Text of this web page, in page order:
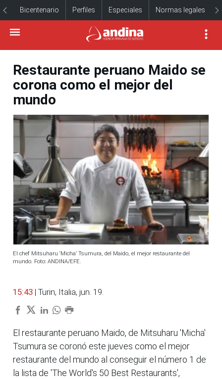
Bicentenario Perfiles Especiales Normas legales
Restaurante peruano Maido se
corona como el mejor del
mundo
El chef Mitsuharu ‘Micha’ Tsumura, del Maido, el mejor restaurante del
mundo. Foto: ANDINA/EFE.
15:43 | Turin, Italia, jun. 19.
El restaurante peruano Maido, de Mitsuharu 'Micha'
Tsumura se coronó este jueves como el mejor
restaurante del mundo al conseguir el número 1 de
la lista de 'The World's 50 Best Restaurants',